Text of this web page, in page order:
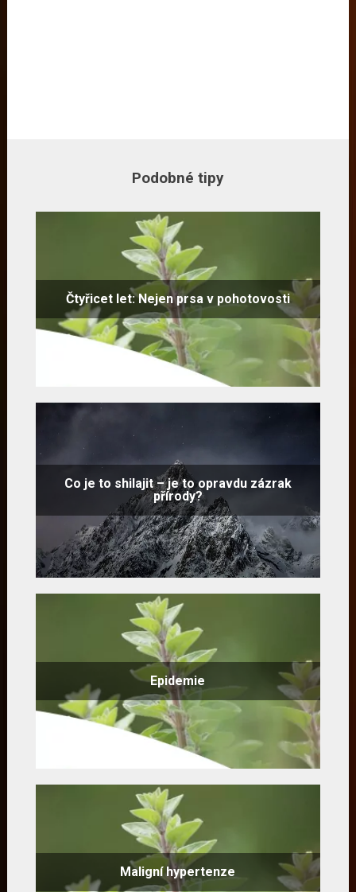
Podobné tipy
Čtyřicet let: Nejen prsa v pohotovosti
Co je to shilajit – je to opravdu zázrak
přírody?
Epidemie
Maligní hypertenze